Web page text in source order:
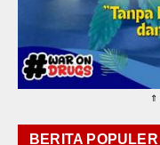
⇑
BERITA POPULER